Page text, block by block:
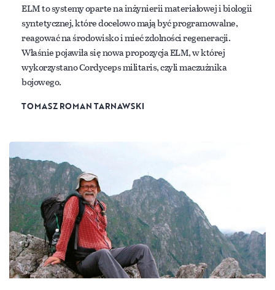
ELM to systemy oparte na inżynierii materiałowej i biologii
syntetycznej, które docelowo mają być programowalne,
reagować na środowisko i mieć zdolności regeneracji.
Właśnie pojawiła się nowa propozycja ELM, w której
wykorzystano Cordyceps militaris, czyli maczużnika
bojowego.
TOMASZ ROMAN TARNAWSKI